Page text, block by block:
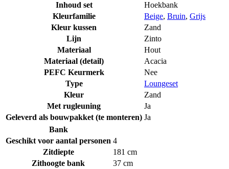
Inhoud set
Hoekbank
Kleurfamilie
Beige, Bruin, Grijs
Kleur kussen
Zand
Lijn
Zinto
Materiaal
Hout
Materiaal (detail)
Acacia
PEFC Keurmerk
Nee
Type
Loungeset
Kleur
Zand
Met rugleuning
Ja
Geleverd als bouwpakket (te monteren) Ja
Bank
Geschikt voor aantal personen 4
Zitdiepte
181 cm
Zithoogte bank
37 cm